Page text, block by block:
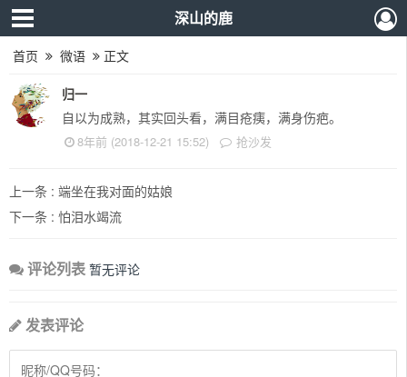
深山的鹿
首页 微语 正文
归一
自以为成熟，其实回头看，满目疮痍，满身伤疤。
8年前 (2018-12-21 15:52) 抢沙发
上一条 : 端坐在我对面的姑娘
下一条 : 怕泪水竭流
评论列表 暂无评论
发表评论